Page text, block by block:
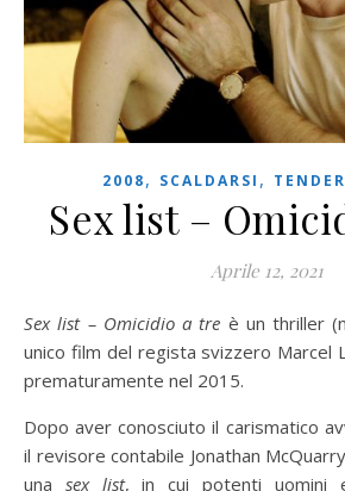
2008, SCALDARSI ,
Sex list –
Aprile 12, 2021
Sex list – Omicidio a tre è un thriller
unico film del regista svizzero Marcel
prematuramente nel 2015.
Dopo aver conosciuto il carismatico
il revisore contabile Jonathan
una sex list, in cui potenti uomini